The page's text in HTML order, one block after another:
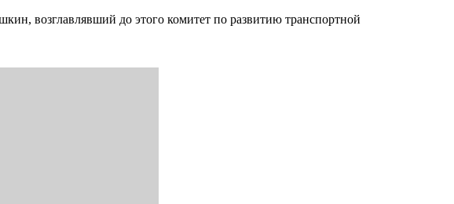
возглавлявший до этого комитет по развитию транспортной